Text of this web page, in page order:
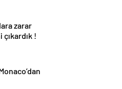
zarar
!